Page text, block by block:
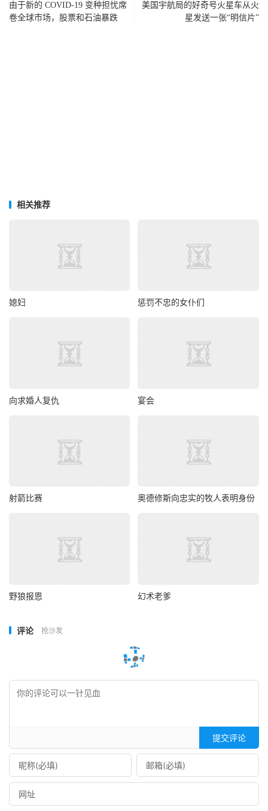
由于新的 COVID-19 变种担忧席
卷全球市场，股票和石油暴跌
美国宇航局的好奇号火星车从火
星发送一张“明信片”
相关推荐
媳妇 惩罚不忠的女仆们
向求婚人复仇 宴会
射箭比赛 奥德修斯向忠实的牧人表明身份
野狼报恩 幻术老爹
评论 抢沙发
提交评论